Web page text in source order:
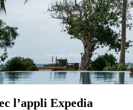
l’appli Expedia